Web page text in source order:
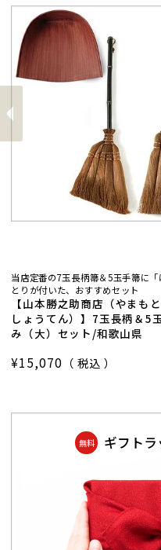
前
へ
当店定番の7玉長柄箒＆5玉手箒に「
とりが付いた、おすすめセット
【山本勝之助商店（やまも
しょうてん）】7玉長柄＆5
み（大）セット/和歌山県
¥15,070 税込
無料 ギフトラ